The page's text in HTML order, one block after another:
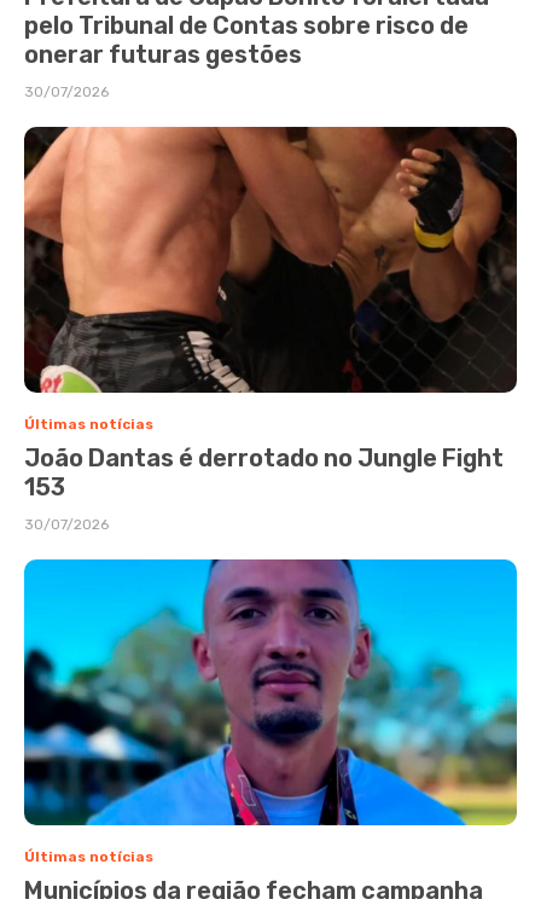
pelo Tribunal de Contas sobre risco de
onerar futuras gestões
30/07/2026
Últimas notícias
João Dantas é derrotado no Jungle Fight
153
30/07/2026
Últimas notícias
Municípios da região fecham campanha